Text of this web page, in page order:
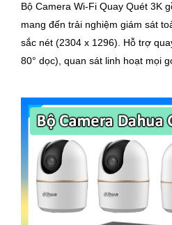
Bộ Camera Wi-Fi Quay Quét 3K
mang đến trải nghiệm giám sát
sắc nét (2304 x 1296). Hỗ trợ quay quét 360° (340° ngang,
80° dọc), quan sát linh hoạt mọi